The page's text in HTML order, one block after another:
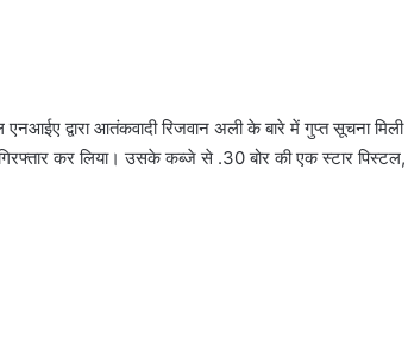
द्वारा आतंकवादी रिजवान अली के बारे में गुप्त सूचना
से गिरफ्तार कर लिया। उसके कब्जे से .30 बोर की एक स्टार